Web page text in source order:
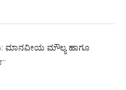
ಮಾನವೀಯ ಮೌಲ್ಯ ಹಾಗೂ